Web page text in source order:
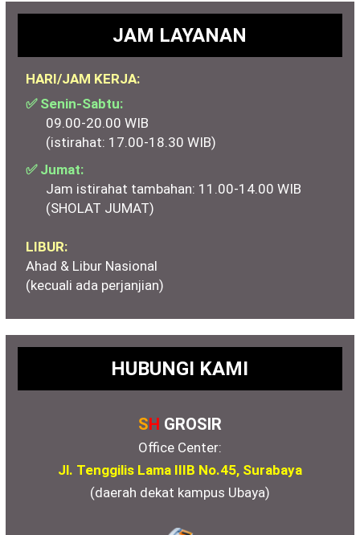
JAM LAYANAN
HARI/JAM KERJA:
✅ Senin-Sabtu:
09.00-20.00 WIB
(istirahat: 17.00-18.30 WIB)
✅ Jumat:
Jam istirahat tambahan: 11.00-14.00 WIB
(SHOLAT JUMAT)
LIBUR:
Ahad & Libur Nasional
(kecuali ada perjanjian)
HUBUNGI KAMI
SH GROSIR
Office Center:
Jl. Tenggilis Lama IIIB No.45, Surabaya
(daerah dekat kampus Ubaya)